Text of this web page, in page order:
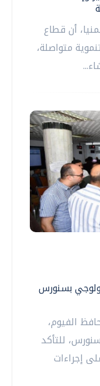
أن قطاع
متواصلة،
بسنورس
الفيوم،
للتأكد
إجراءات